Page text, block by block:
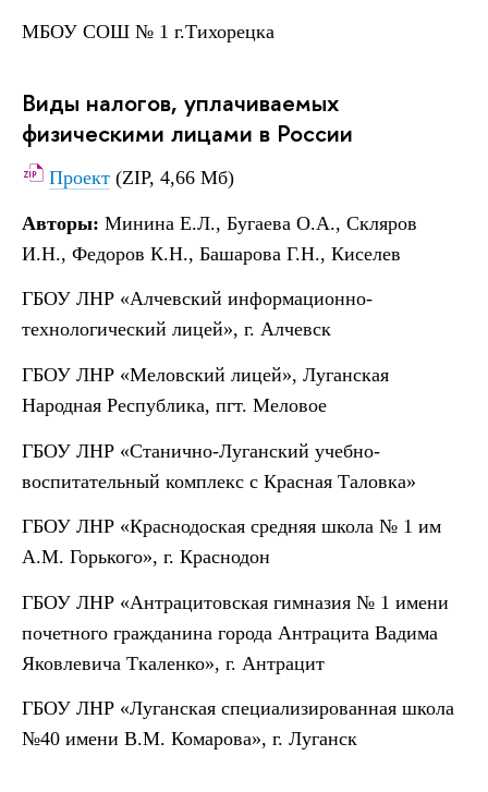
МБОУ СОШ № 1 г.Тихорецка
Виды налогов, уплачиваемых
физическими лицами в России
Проект (ZIP, 4,66 Мб)
Авторы: Минина Е.Л., Бугаева О.А., Скляров
И.Н., Федоров К.Н., Башарова Г.Н., Киселев
ГБОУ ЛНР «Алчевский информационно-
технологический лицей», г. Алчевск
ГБОУ ЛНР «Меловский лицей», Луганская
Народная Республика, пгт. Меловое
ГБОУ ЛНР «Станично-Луганский учебно-
воспитательный комплекс с Красная Таловка»
ГБОУ ЛНР «Краснодоская средняя школа № 1 им
А.М. Горького», г. Краснодон
ГБОУ ЛНР «Антрацитовская гимназия № 1 имени
почетного гражданина города Антрацита Вадима
Яковлевича Ткаленко», г. Антрацит
ГБОУ ЛНР «Луганская специализированная школа
№40 имени В.М. Комарова», г. Луганск